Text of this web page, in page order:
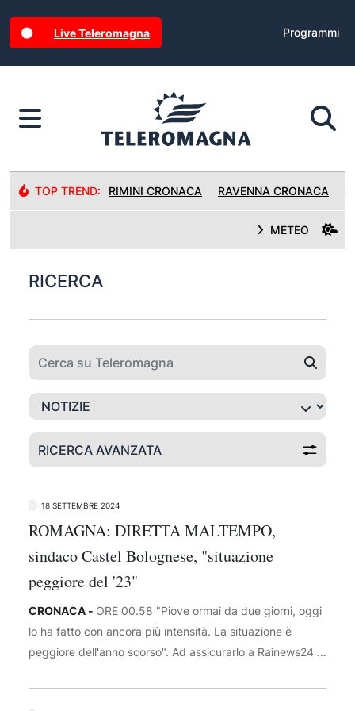
Live Teleromagna Programmi
TOP TREND: RIMINI CRONACA RAVENNA CRONACA
METEO
RICERCA
RICERCA AVANZATA
18 SETTEMBRE 2024
ROMAGNA: DIRETTA MALTEMPO,
sindaco Castel Bolognese, "situazione
peggiore del '23"
CRONACA - ORE 00.58 "Piove ormai da due giorni, oggi
lo ha fatto con ancora più intensità. La situazione è
peggiore dell'anno scorso". Ad assicurarlo a Rainews24 è
(Ravenna). "Nel pomeriggio ho disposto l'evacuazione di